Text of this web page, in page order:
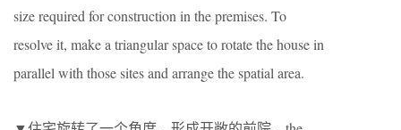
size required for construction in the premises. To
resolve it, make a triangular space to rotate the house in
parallel with those sites and arrange the spatial area.